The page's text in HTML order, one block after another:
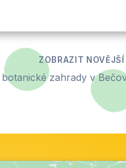
zahrady v